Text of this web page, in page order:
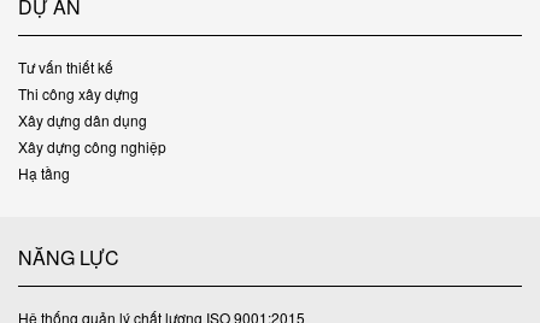
DỰ ÁN
Tư vấn thiết kế
Thi công xây dựng
Xây dựng dân dụng
Xây dựng công nghiệp
Hạ tầng
NĂNG LỰC
Hệ thống quản lý chất lượng ISO 9001:2015